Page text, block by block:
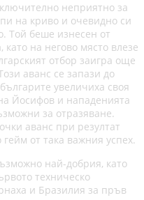
неприятно за
на криво и очевидно си
Той беше изнесен от
на негово място влезе
отбор заигра още
аванс се запази до
увеличиха своя
Йосифов и нападенията
за отразяване.
аванс при резултат
от така важния успех.
най-добрия, като
техническо
и Бразилия за пръв